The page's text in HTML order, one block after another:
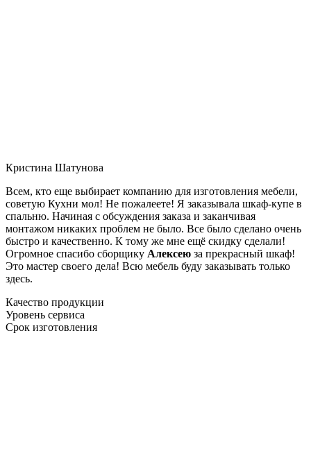
Кристина Шатунова
Всем, кто еще выбирает компанию для изготовления мебели,
советую Кухни мол! Не пожалеете! Я заказывала шкаф-купе в
спальню. Начиная с обсуждения заказа и заканчивая
монтажом никаких проблем не было. Все было сделано очень
быстро и качественно. К тому же мне ещё скидку сделали!
Огромное спасибо сборщику Алексею за прекрасный шкаф!
Это мастер своего дела! Всю мебель буду заказывать только
здесь.
Качество продукции
Уровень сервиса
Срок изготовления